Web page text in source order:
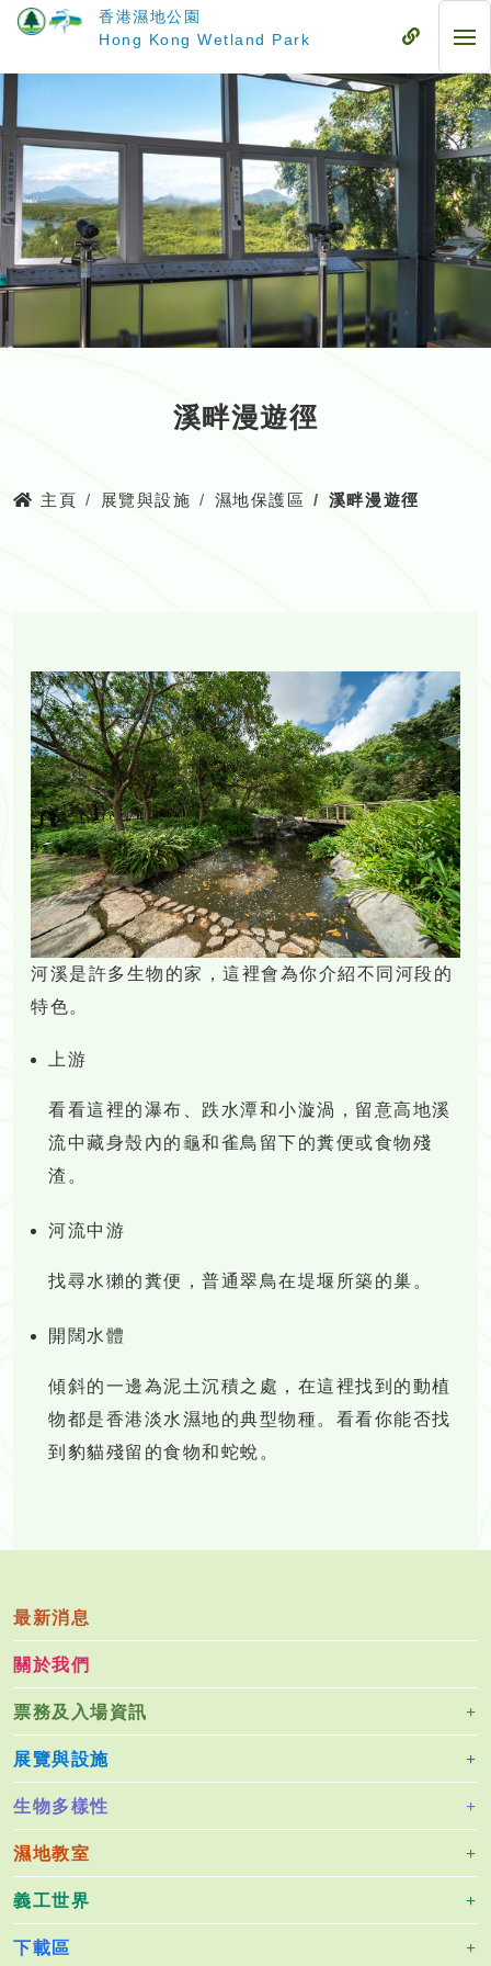
內
容
香港濕地公園
Hong Kong Wetland Park
流
式
流
動
式
目
錄
溪畔漫遊徑
主頁 展覽與設施 濕地保護區 溪畔漫遊徑
河溪是許多生物的家，這裡會為你介紹不同河段的
特色。
上游
看看這裡的瀑布、跌水潭和小漩渦，留意高地溪
流中藏身殼內的龜和雀鳥留下的糞便或食物殘
渣。
河流中游
找尋水獺的糞便，普通翠鳥在堤堰所築的巢。
開闊水體
傾斜的一邊為泥土沉積之處，在這裡找到的動植
物都是香港淡水濕地的典型物種。看看你能否找
到豹貓殘留的食物和蛇蛻。
最新消息
關於我們
票務及入場資訊
展覽與設施
生物多樣性
濕地教室
義工世界
下載區